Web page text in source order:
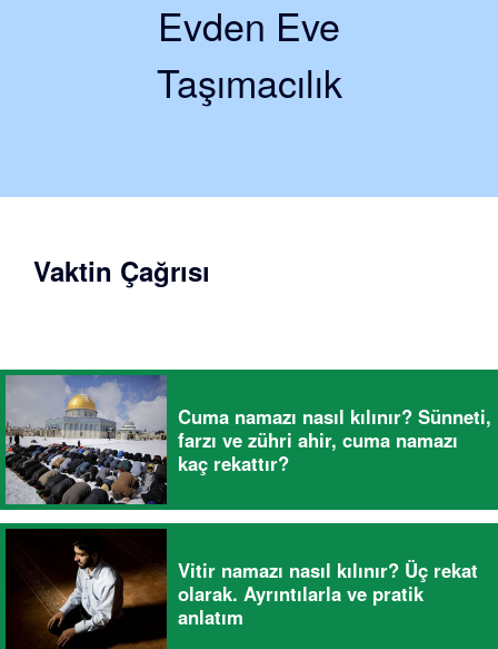
Evden Eve
Taşımacılık
Vaktin Çağrısı
Cuma namazı nasıl kılınır? Sünneti,
farzı ve zühri ahir, cuma namazı
kaç rekattır?
Vitir namazı nasıl kılınır? Üç rekat
olarak. Ayrıntılarla ve pratik
anlatım